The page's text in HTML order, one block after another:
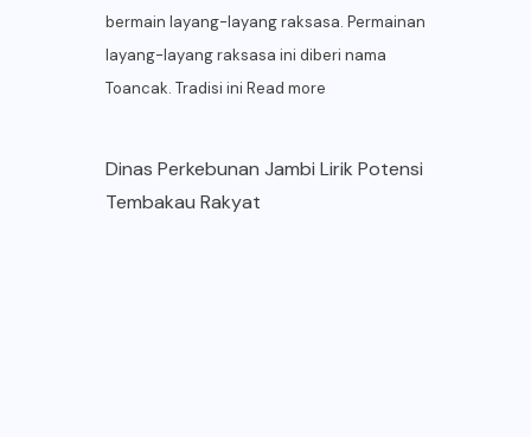
bermain layang-layang raksasa. Permainan
layang-layang raksasa ini diberi nama
Toancak. Tradisi ini Read more
Dinas Perkebunan Jambi Lirik Potensi
Tembakau Rakyat